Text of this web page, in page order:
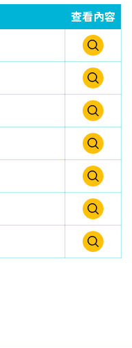
查看內容